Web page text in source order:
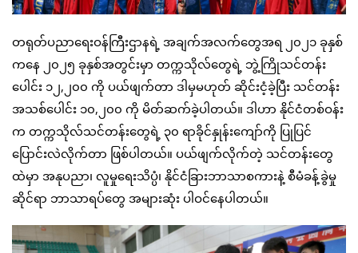
တရုတ်ပညာရေးဝန်ကြီးဌာနရဲ့ အချက်အလက်တွေအရ ၂၀၂၁ ခုနှစ်
ကနေ ၂၀၂၅ ခုနှစ်အတွင်းမှာ တက္ကသိုလ်တွေရဲ့ ဘွဲ့ကြိုသင်တန်း
ပေါင်း ၁၂,၂၀၀ ကို ပယ်ဖျက်တာ ဒါမှမဟုတ် ဆိုင်းငံ့ခဲ့ပြီး သင်တန်း
အသစ်ပေါင်း ၁၀,၂၀၀ ကို မိတ်ဆက်ခဲ့ပါတယ်။ ဒါဟာ နိုင်ငံတစ်ဝန်း
က တက္ကသိုလ်သင်တန်းတွေရဲ့ ၃၀ ရာခိုင်နှုန်းကျော်ကို ပြုပြင်
ပြောင်းလဲလိုက်တာ ဖြစ်ပါတယ်။ ပယ်ဖျက်လိုက်တဲ့ သင်တန်းတွေ
ထဲမှာ အနုပညာ၊ လူမှုရေးသိပ္ပံ၊ နိုင်ငံခြားဘာသာစကားနဲ့ စီမံခန့်ခွဲမှု
ဆိုင်ရာ ဘာသာရပ်တွေ အများဆုံး ပါဝင်နေပါတယ်။